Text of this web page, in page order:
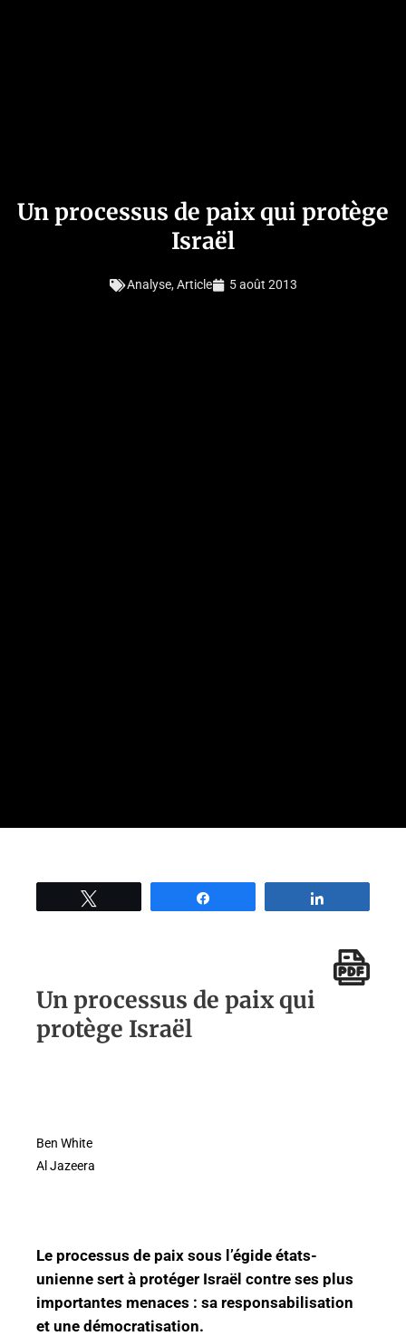
Un processus de paix qui protège
Israël
Analyse,Article 5 août 2013
Un processus de paix qui
protège Israël
Ben White
Al Jazeera
Le processus de paix sous l’égide états-
unienne sert à protéger Israël contre ses plus
importantes menaces : sa responsabilisation
et une démocratisation.